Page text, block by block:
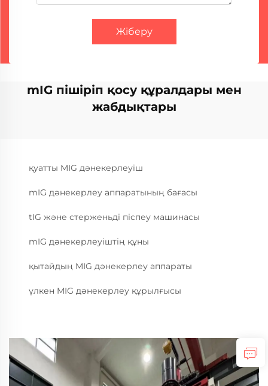
Жіберу
mIG пішіріп қосу құралдары мен
жабдықтары
қуатты MIG дәнекерлеуіш
mIG дәнекерлеу аппаратының бағасы
tIG және стерженьді піспеу машинасы
mIG дәнекерлеуіштің құны
қытайдың MIG дәнекерлеу аппараты
үлкен MIG дәнекерлеу құрылғысы